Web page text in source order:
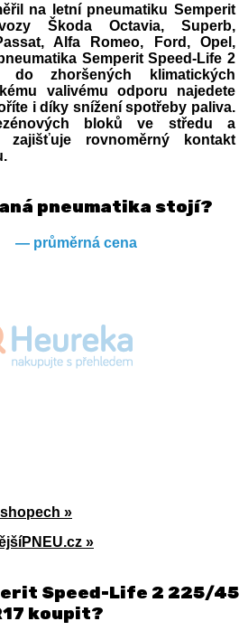
na letní pneumatiku Semperit
Škoda Octavia, Superb,
Alfa Romeo, Ford, Opel,
Semperit Speed-Life 2
zhoršených klimatických
valivému odporu najedete
i díky snížení spotřeby paliva.
bloků ve středu a
rovnoměrný kontakt
pneumatika stojí?
— průměrná cena
»
»
Speed-Life 2 225/45
koupit?